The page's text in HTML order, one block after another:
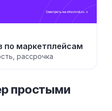
по маркетплейсам
рассрочка
простыми